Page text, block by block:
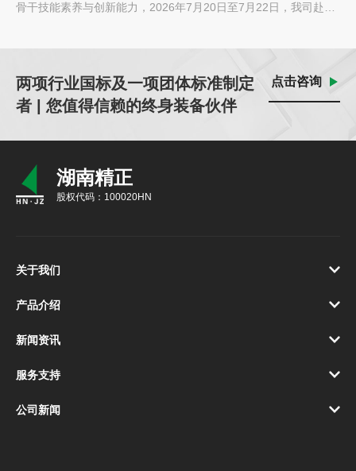
骨干技能素养与创新能力，2026年7月20日至7月22日，我司赴韶
两项行业国标及一项团体标准制定
者 | 您值得信赖的终身装备伙伴
点击咨询
湖南精正
股权代码：100020HN
关于我们
产品介绍
新闻资讯
服务支持
公司新闻